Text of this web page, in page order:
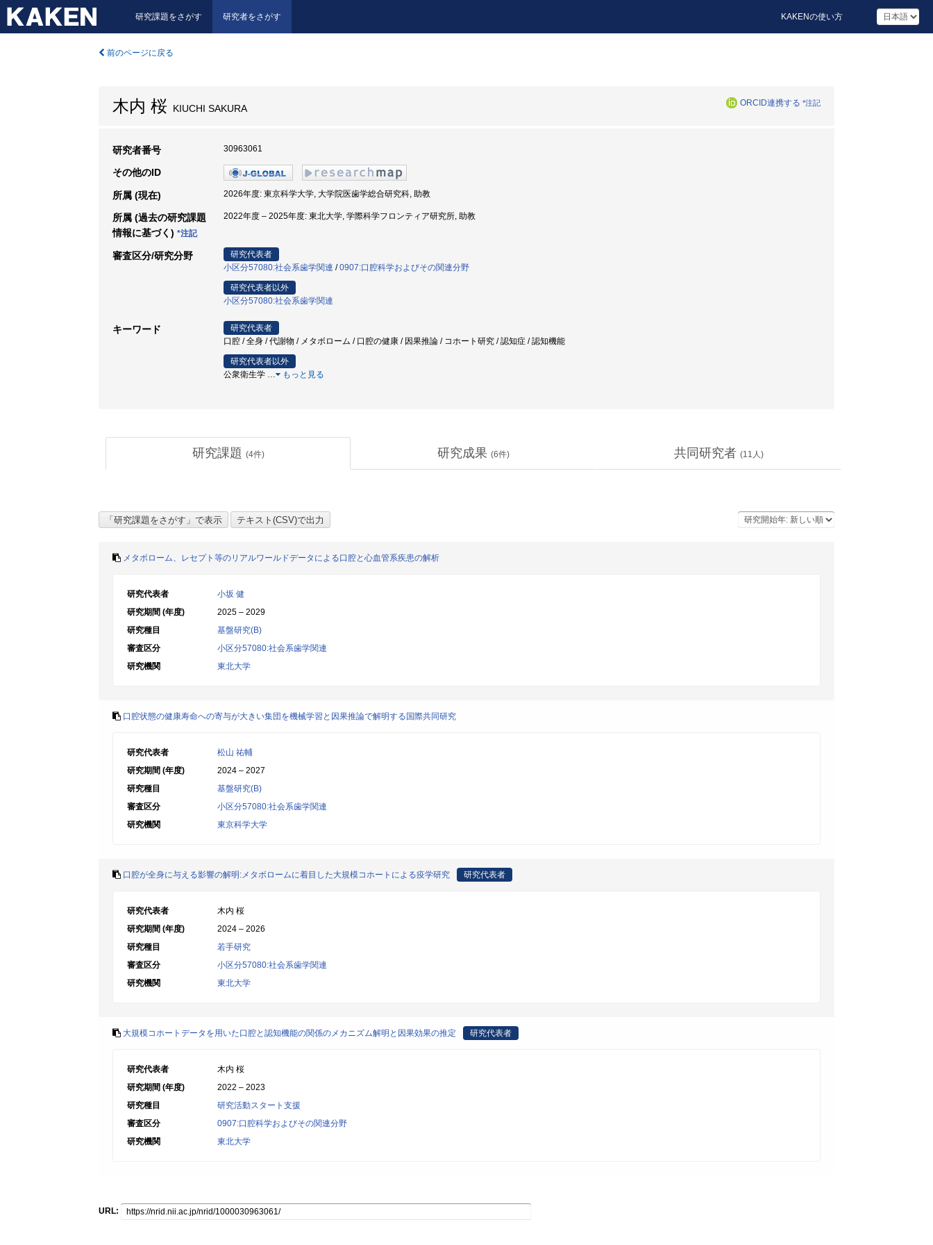
研究課題をさがす 研究者をさがす KAKENの使い方
前のページに戻る
木内 桜 KIUCHI SAKURA ORCID連携する *注記
研究者番号 30963061
その他のID
所属 (現在) 2026年度: 東京科学大学, 大学院医歯学総合研究科, 助教
所属 (過去の研究課題
情報に基づく) *注記
2022年度 – 2025年度: 東北大学, 学際科学フロンティア研究所, 助教
審査区分/研究分野
研究代表者
小区分57080:社会系歯学関連 /0907:口腔科学およびその関連分野
研究代表者以外
小区分57080:社会系歯学関連
キーワード
研究代表者
口腔 / 全身 / 代謝物 / メタボローム / 口腔の健康 / 因果推論 / コホート研究 / 認知症 / 認知機能
研究代表者以外
公衆衛生学 … もっと見る
研究課題 (4件) 研究成果 (6件) 共同研究者 (11 人)
メタボローム、レセプト等のリアルワールドデータによる口腔と心血管系疾患の解析
研究代表者
小坂 健
研究期間 (年度)
2025 – 2029
研究種目
基盤研究(B)
審査区分
小区分57080:社会系歯学関連
研究機関
東北大学
口腔状態の健康寿命への寄与が大きい集団を機械学習と因果推論で解明する国際共同研究
研究代表者
松山 祐輔
研究期間 (年度)
2024 – 2027
研究種目
基盤研究(B)
審査区分
小区分57080:社会系歯学関連
研究機関
東京科学大学
口腔が全身に与える影響の解明:メタボロームに着目した大規模コホートによる疫学研究 研究代表者
研究代表者
木内 桜
研究期間 (年度)
2024 – 2026
研究種目
若手研究
審査区分
小区分57080:社会系歯学関連
研究機関
東北大学
大規模コホートデータを用いた口腔と認知機能の関係のメカニズム解明と因果効果の推定 研究代表者
研究代表者
木内 桜
研究期間 (年度)
2022 – 2023
研究種目
研究活動スタート支援
審査区分
0907:口腔科学およびその関連分野
研究機関
東北大学
URL: